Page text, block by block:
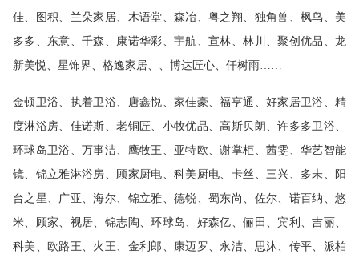
佳、图积、兰朵家居、木语堂、森冶、粤之翔、独角兽、枫鸟、美
多多、东意、千森、康诺华彩、宇航、宣林、林川、聚创优品、龙
新美悦、星饰界、格逸家居、、博达匠心、仟树雨……
金顿卫浴、执着卫浴、唐鑫悦、家佳豪、福亨通、好家居卫浴、精
度淋浴房、佳诺斯、老铜匠、小牧优品、高斯贝朗、许多多卫浴、
环球岛卫浴、万事洁、鹰牧王、亚特欧、谢掌柜、茜雯、华艺智能
镜、锦立雅淋浴房、顾家厨电、科美厨电、卡丝、三兴、多未、阳
台之星、广亚、海尔、锦立雅、德锐、蜀东尚、佐尔、诺百纳、悠
米、顾家、视居、锦志陶、环球岛、好森亿、俪田、宾利、吉丽、
科美、欧路王、火王、金利郎、康迈罗、永洁、思沐、传平、派柏